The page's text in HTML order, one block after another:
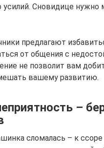
Сновидице нужно
предлагают
от общения с
не позволит вам
вашему развитию.
–
сломалась – к